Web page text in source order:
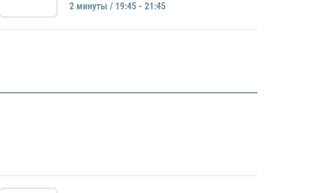
2 минуты / 19:45 - 21:45